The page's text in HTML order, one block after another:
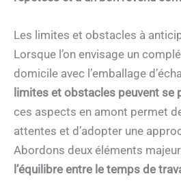
Les limites et obstacles à
Lorsque l’on envisage un
domicile avec l’emballage
limites et obstacles peuvent se
ces aspects en amont permet
attentes et d’adopter une
Abordons deux éléments
l’équilibre entre le temps de